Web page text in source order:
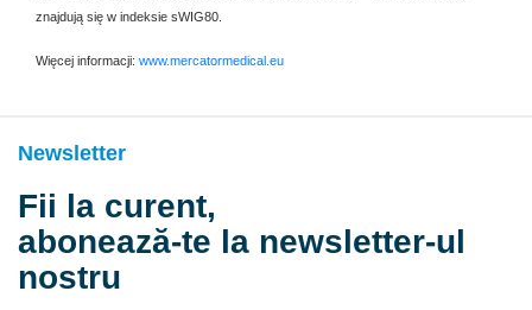
znajdują się w indeksie sWIG80.
Więcej informacji: www.mercatormedical.eu
Newsletter
Fii la curent,
abonează-te la newsletter-ul
nostru